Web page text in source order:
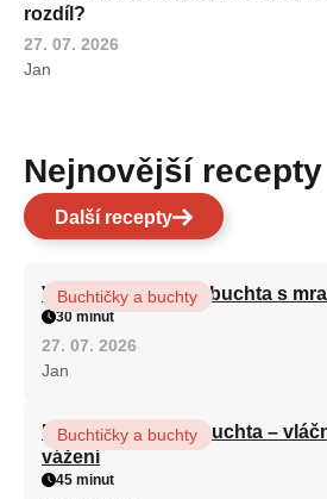
rozdíl?
27. 07. 2026
Jan
Nejnovější recepty
Další recepty
Vláčná olejová litá buchta s
Buchtičky a buchty
30 minut
27. 07. 2026
Jan
Hrnková maková buchta –
vážení
Buchtičky a buchty
45 minut